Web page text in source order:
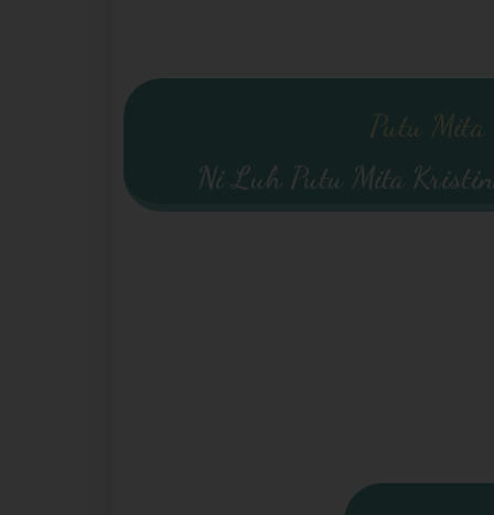
Putu Mita
Ni Luh Putu Mita